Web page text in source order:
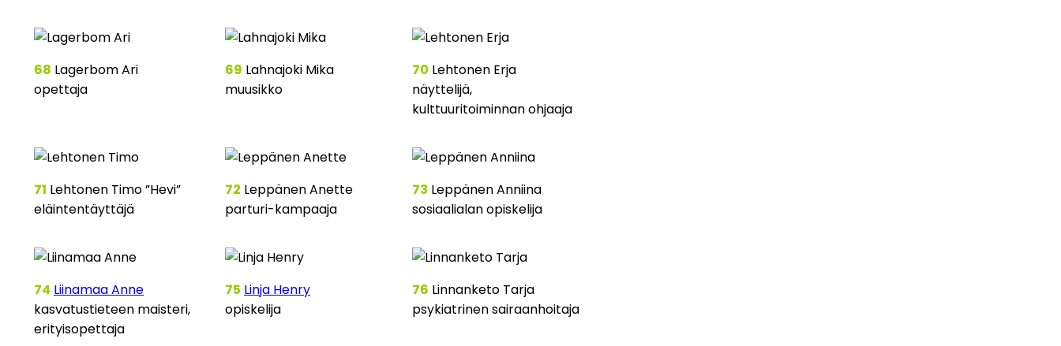
68 Lagerbom Ari
opettaja
69 Lahnajoki Mika
muusikko
70 Lehtonen Erja
näyttelijä,
kulttuuritoiminnan ohjaaja
71 Lehtonen Timo ”Hevi”
eläintentäyttäjä
72 Leppänen Anette
parturi-kampaaja
73 Leppänen Anniina
sosiaalialan opiskelija
74 Liinamaa Anne
kasvatustieteen maisteri,
erityisopettaja
75 Linja Henry
opiskelija
76 Linnanketo Tarja
psykiatrinen sairaanhoitaja